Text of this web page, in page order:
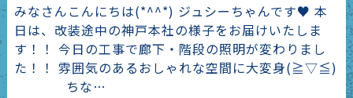
みなさんこんにちは(*^^*) ジュシーちゃんです♥ 本
日は、改装途中の神戸本社の様子をお届けいたしま
す！！ 今日の工事で廊下・階段の照明が変わりまし
た！！ 雰囲気のあるおしゃれな空間に大変身(≧▽≦)
ちな…